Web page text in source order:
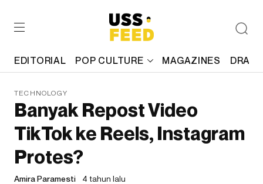
EDITORIAL POP CULTURE MAGAZINES
TECHNOLOGY
Banyak Repost Video
TikTok ke Reels, Instagram
Protes?
Amira Paramesti 4 tahun lalu